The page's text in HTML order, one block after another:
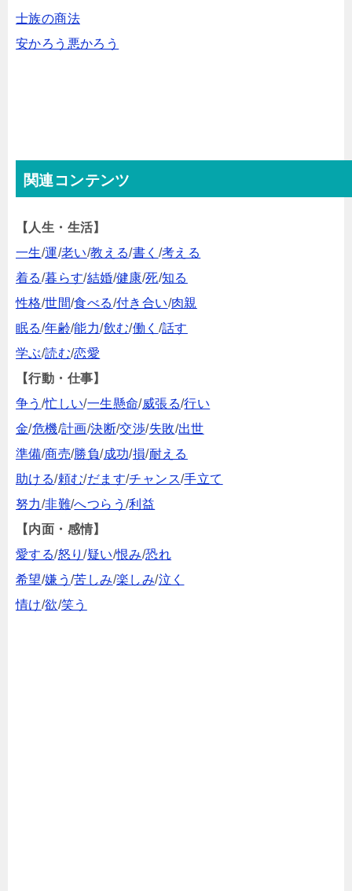
士族の商法
安かろう悪かろう
関連コンテンツ
【人生・生活】
一生/運/老い/教える/書く /考える
着る/暮らす/結婚/健康/死/知る
性格/世間/食べる/付き合い/肉親
眠る/年齢/能力/飲む/働く /話す
学ぶ/読む/恋愛
【行動・仕事】
争う /忙しい/一生懸命/威張る/行い
金/危機/計画/決断/交渉/失敗/出世
準備/商売/勝負/成功/損/耐える
助ける/頼む/だます/チャンス/手立て
努力/非難/へつらう/利益
【内面・感情】
愛する/怒り/疑い/恨み/恐れ
希望/嫌う/苦しみ/楽しみ/泣く
情け/欲/笑う